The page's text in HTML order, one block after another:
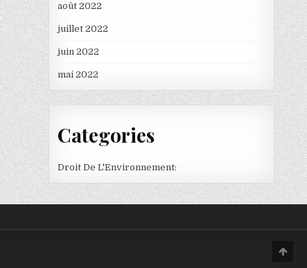
août 2022
juillet 2022
juin 2022
mai 2022
Categories
Droit De L'Environnement: